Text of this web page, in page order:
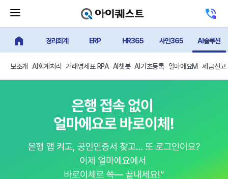
기
버
튼
센
터
전
하
기
얼마에요 메인경리회계 ERP HR365 사인365 AI솔루션
보조개 AI회계처리 거래명세표 RPA AI챗봇 AI기초등록 얼마에요M 세금신고